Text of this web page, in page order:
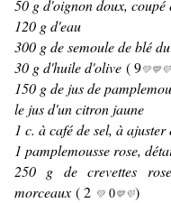
50 g d'oignon doux, coupé
120 g d'eau
300 g de semoule de blé
30 g d'huile d'olive ( 9💚💙💜
150 g de jus de
le jus d'un citron jaune
1 c. à café de sel, à
1 pamplemousse rose,
250 g de crevettes
morceaux ( 2 💚 0💙💜)